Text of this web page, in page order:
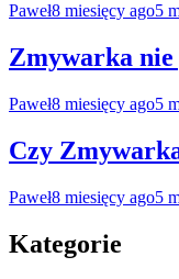
Paweł8 miesięcy ago5
Zmywarka
Paweł8 miesięcy ago5
Czy
Paweł8 miesięcy ago5
Kategorie